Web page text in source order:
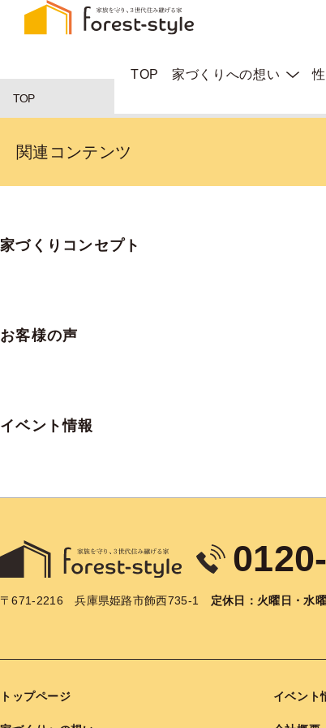
TOP 家づくりへの想い
TOP
関連コンテンツ
家づくりコンセプト
お客様の声
イベント情報
〒671-2216 兵庫県姫路市飾西735-1 定休日：火曜日・水曜
トップページ イベント